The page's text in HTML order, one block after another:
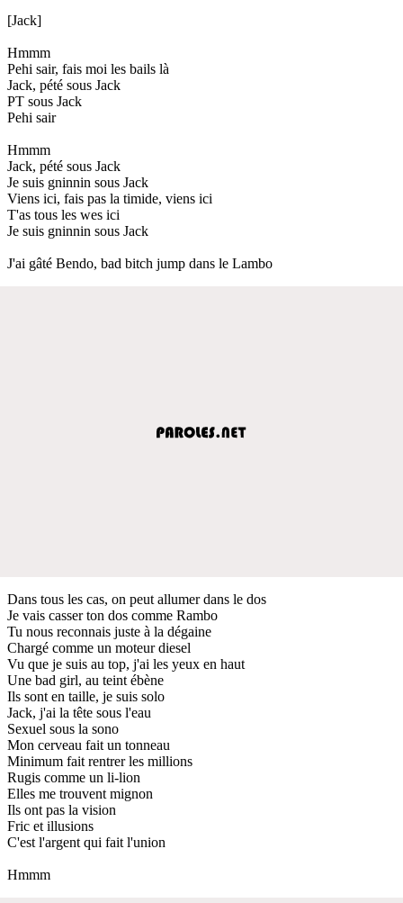
[Jack]
Hmmm
Pehi sair, fais moi les bails là
Jack, pété sous Jack
PT sous Jack
Pehi sair
Hmmm
Jack, pété sous Jack
Je suis gninnin sous Jack
Viens ici, fais pas la timide, viens ici
T'as tous les wes ici
Je suis gninnin sous Jack
J'ai gâté Bendo, bad bitch jump dans le Lambo
Dans tous les cas, on peut allumer dans le dos
Je vais casser ton dos comme Rambo
Tu nous reconnais juste à la dégaine
Chargé comme un moteur diesel
Vu que je suis au top, j'ai les yeux en haut
Une bad girl, au teint ébène
Ils sont en taille, je suis solo
Jack, j'ai la tête sous l'eau
Sexuel sous la sono
Mon cerveau fait un tonneau
Minimum fait rentrer les millions
Rugis comme un li-lion
Elles me trouvent mignon
Ils ont pas la vision
Fric et illusions
C'est l'argent qui fait l'union
Hmmm